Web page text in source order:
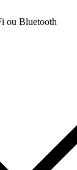
ou Bluetooth